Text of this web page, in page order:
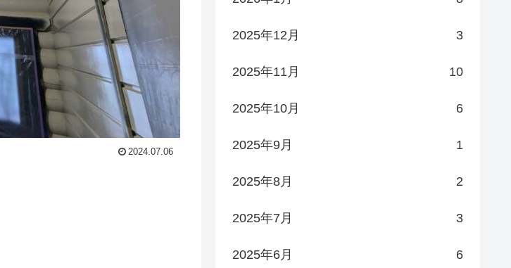
2024.07.06
2025年12月 3
2025年11月 10
2025年10月 6
2025年9月 1
2025年8月 2
2025年7月 3
2025年6月 6